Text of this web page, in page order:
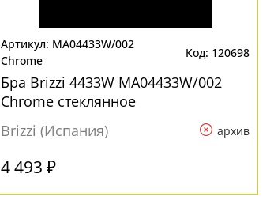
MA04433W/002
Chrome
120698
Бра Brizzi 4433W MA04433W/002
Chrome стеклянное
Brizzi (Испания)
архив
4 493 ₽